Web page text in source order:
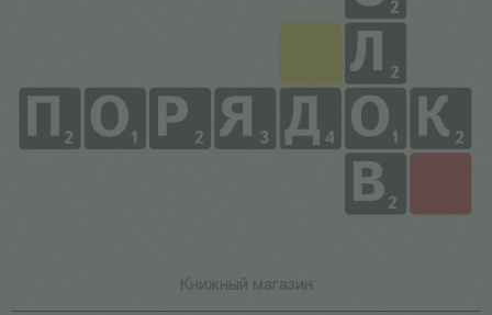
Книжный магазин